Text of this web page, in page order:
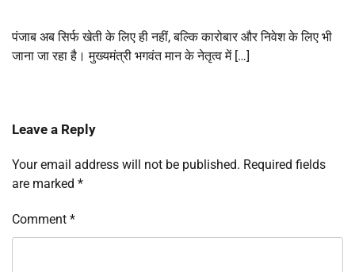
पंजाब अब सिर्फ खेती के लिए ही नहीं, बल्कि कारोबार और निवेश के लिए भी
जाना जा रहा है। मुख्यमंत्री भगवंत मान के नेतृत्व में […]
Leave a Reply
Your email address will not be published. Required fields
are marked *
Comment *